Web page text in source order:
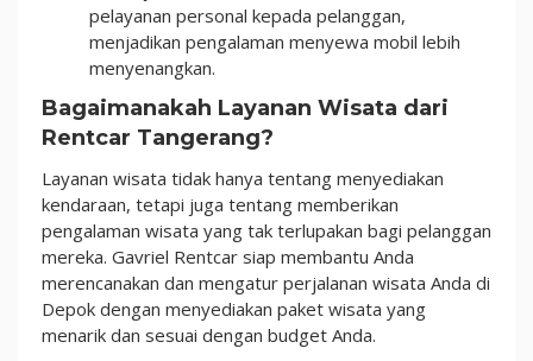
pelayanan personal kepada pelanggan,
menjadikan pengalaman menyewa mobil lebih
menyenangkan.
Bagaimanakah Layanan Wisata dari
Rentcar Tangerang?
Layanan wisata tidak hanya tentang menyediakan
kendaraan, tetapi juga tentang memberikan
pengalaman wisata yang tak terlupakan bagi pelanggan
mereka. Gavriel Rentcar siap membantu Anda
merencanakan dan mengatur perjalanan wisata Anda di
Depok dengan menyediakan paket wisata yang
menarik dan sesuai dengan budget Anda.